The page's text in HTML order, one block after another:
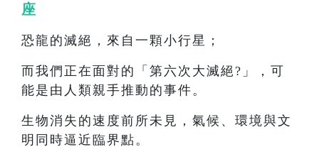
座
恐龍的滅絕，來自一顆小行星；
而我們正在面對的「第六次大滅絕?」，可
能是由人類親手推動的事件。
生物消失的速度前所未見，氣候、環境與文
明同時逼近臨界點。